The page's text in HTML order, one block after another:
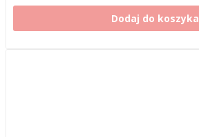
Dodaj do koszyka